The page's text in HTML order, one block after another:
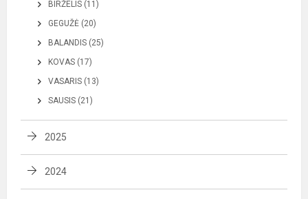
BIRŽELIS (11)
GEGUŽĖ (20)
BALANDIS (25)
KOVAS (17)
VASARIS (13)
SAUSIS (21)
2025
2024